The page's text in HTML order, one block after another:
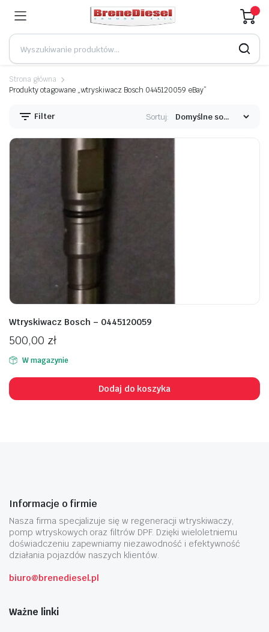
Strona główna
Produkty otagowane „wtryskiwacz Bosch 0445120059 eBay”
Filter Sortuj:
Wtryskiwacz Bosch – 0445120059
500,00 zł
W magazynie
Dodaj do koszyka
Informacje o firmie
Nasza firma specjalizuje się w regeneracji wtryskiwaczy,
pomp wtryskowych oraz filtrów DPF. Dzięki wieloletniemu
doświadczeniu zapewniamy niezawodność i efektywność
działania pojazdów naszych klientów.
biuro@brenediesel.pl
Ważne linki